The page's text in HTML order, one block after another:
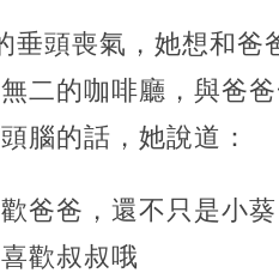
垂頭喪氣，她想和
二的咖啡廳，與爸
腦的話，她說道：
爸爸，還不只是小
歡叔叔哦